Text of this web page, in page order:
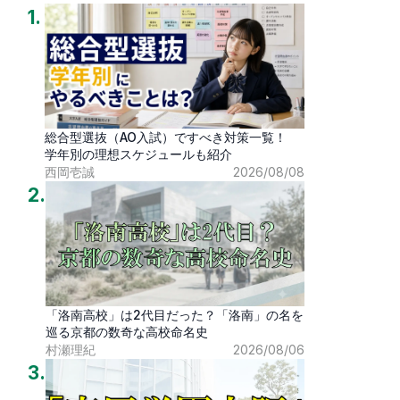
1.
総合型選抜（AO入試）ですべき対策一覧！
学年別の理想スケジュールも紹介
西岡壱誠
2026/08/08
2.
「洛南高校」は2代目だった？「洛南」の名を
巡る京都の数奇な高校命名史
村瀬理紀
2026/08/06
3.